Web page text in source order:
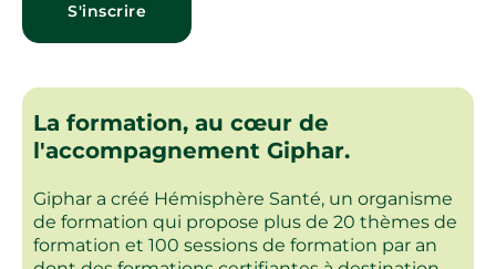
S'inscrire
La formation, au cœur de
l'accompagnement Giphar.
Giphar a créé Hémisphère Santé, un organisme
de formation qui propose plus de 20 thèmes de
formation et 100 sessions de formation par an